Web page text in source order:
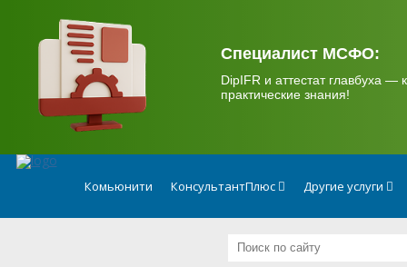
Специалист МСФО:
DipIFR и аттестат главбуха —
практические знания!
Комьюнити КонсультантПлюс Другие услуги